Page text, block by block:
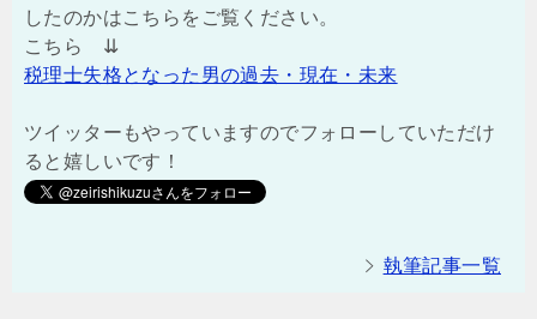
したのかはこちらをご覧ください。
こちら ⇊
税理士失格となった男の過去・現在・未来
ツイッターもやっていますのでフォローしていただけ
ると嬉しいです！
執筆記事一覧